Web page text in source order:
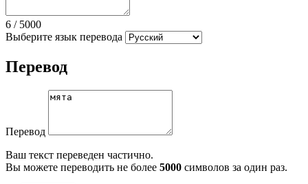
6 / 5000
Выберите язык перевода
Перевод
Перевод
Ваш текст переведен частично.
Вы можете переводить не более 5000 символов за один раз.